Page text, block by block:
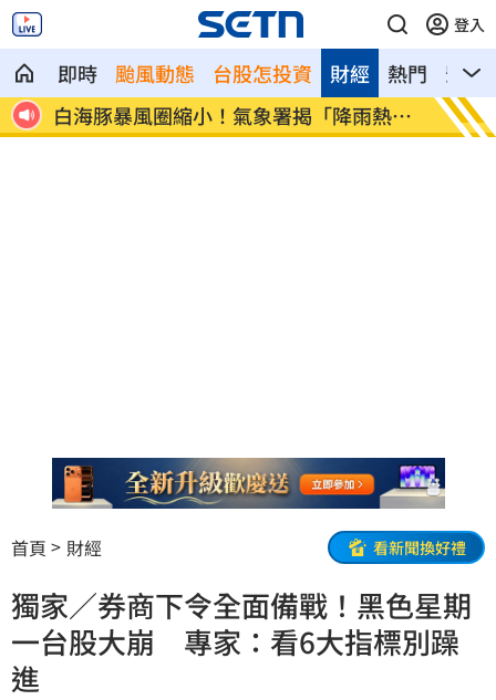
登入
即時 颱風動態 台股怎投資 熱門 影音
財經
拋開阿湯哥光環 20歲舒莉初登台網改口
新／
歲
首頁 財經 看新聞換好禮
獨家／券商下令全面備戰！黑色星期
一台股大崩 專家：看6大指標別躁
進